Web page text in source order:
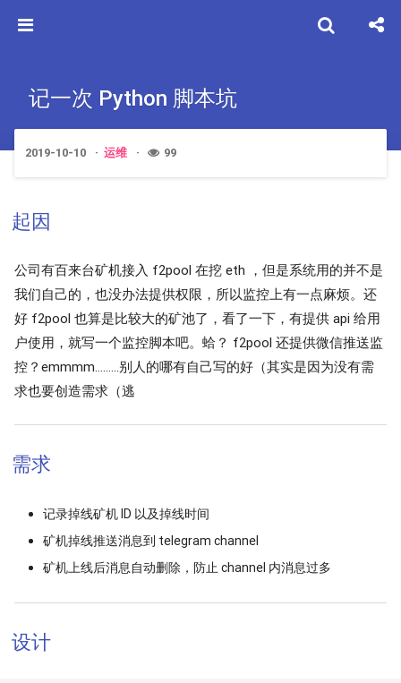
记一次 Python 脚本坑
2019-10-10 运维 99
起因
公司有百来台矿机接入 f2pool 在挖 eth ，但是系统用的并不是
我们自己的，也没办法提供权限，所以监控上有一点麻烦。还
好 f2pool 也算是比较大的矿池了，看了一下，有提供 api 给用
户使用，就写一个监控脚本吧。蛤？ f2pool 还提供微信推送监
控？emmmm………别人的哪有自己写的好（其实是因为没有需
求也要创造需求（逃
需求
记录掉线矿机 ID 以及掉线时间
矿机掉线推送消息到 telegram channel
矿机上线后消息自动删除，防止 channel 内消息过多
设计